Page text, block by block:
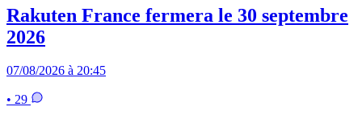
Rakuten France fermera le 30 septembre
2026
07/08/2026 à 20:45
• 29